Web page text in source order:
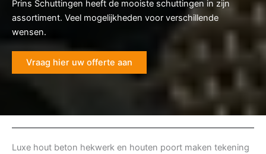
Prins Schuttingen heeft de mooiste schuttingen in zijn
assortiment. Veel mogelijkheden voor verschillende
wensen.
Vraag hier uw offerte aan
Luxe hout beton hekwerk en houten poort maken tekening